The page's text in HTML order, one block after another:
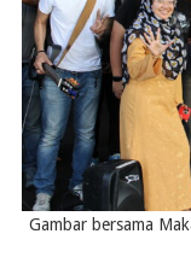
Gambar bersama